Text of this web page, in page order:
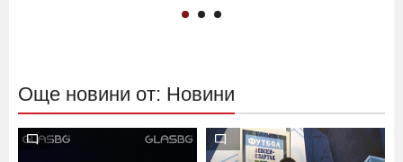
Още новини от: Новини